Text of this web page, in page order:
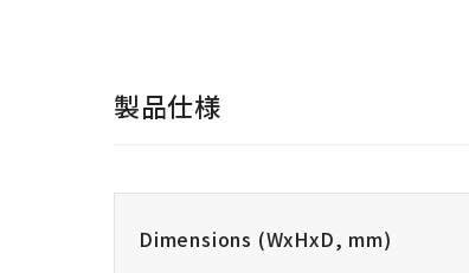
製品仕様
Dimensions (WxHxD, mm)